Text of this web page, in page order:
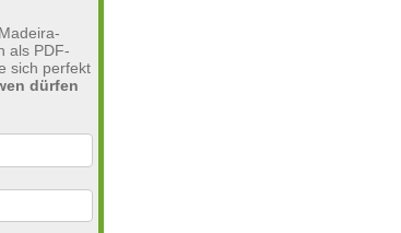
als PDF-
sich perfekt
dürfen